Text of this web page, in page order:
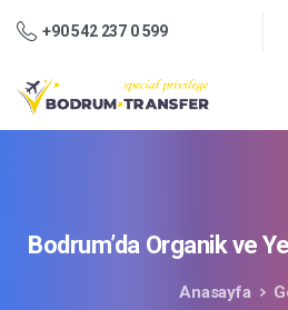
+90 542 237 0 599
Bodrum’da Organikve
Anasayfa